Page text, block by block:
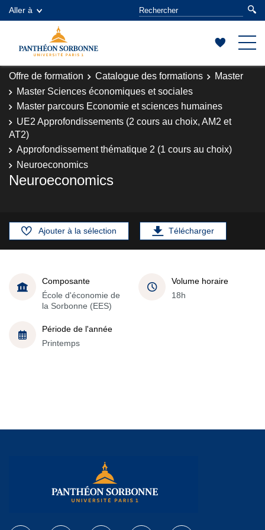
Aller à
Offre de formation Catalogue des formations
Master
Master Sciences économiques et sociales
Master parcours Economie et sciences humaines
UE2 Approfondissements (2 cours au choix, AM2 et
AT2)
Approfondissement thématique 2 (1 cours au choix)
Neuroeconomics
Neuroeconomics
Ajouter à la sélection Télécharger
Composante
École d'économie de
la Sorbonne (EES)
Volume horaire
18h
Période de l'année
Printemps